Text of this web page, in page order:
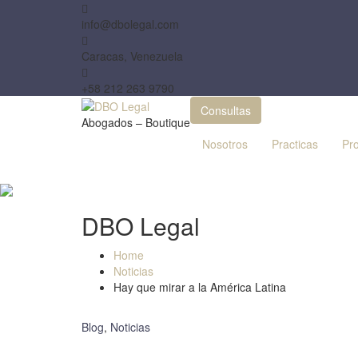
info@dbolegal.com
Caracas, Venezuela
+58 212 263 9790
Abogados – Boutique
Consultas
Nosotros Practicas
DBO Legal
Home
Noticias
Hay que mirar a la América Latina
Blog, Noticias